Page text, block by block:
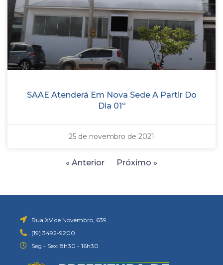
SAAE Atenderá Em Nova Sede A Partir Do
Dia 01º
25 de novembro de 2021
« Anterior Próximo »
Rua XV de Novembro, 639
(19) 3492-9200
Seg - Sex: 8h30 - 16h30